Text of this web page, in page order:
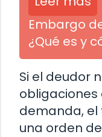
Embargo
¿Qué es y
Si el deudor
obligaciones
demanda,
una orden